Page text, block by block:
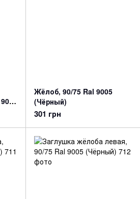
Жёлоб, 90/75 Ral 9005
(Чёрный)
301 грн